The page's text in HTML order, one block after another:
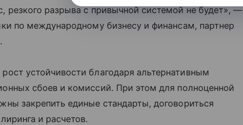
резкого разрыва с привычной системой не будет», —
по международному бизнесу и финансам, партнер
устойчивости благодаря альтернативным
сбоев и комиссий. При этом для полноценной
закрепить единые стандарты, договориться
и расчетов.